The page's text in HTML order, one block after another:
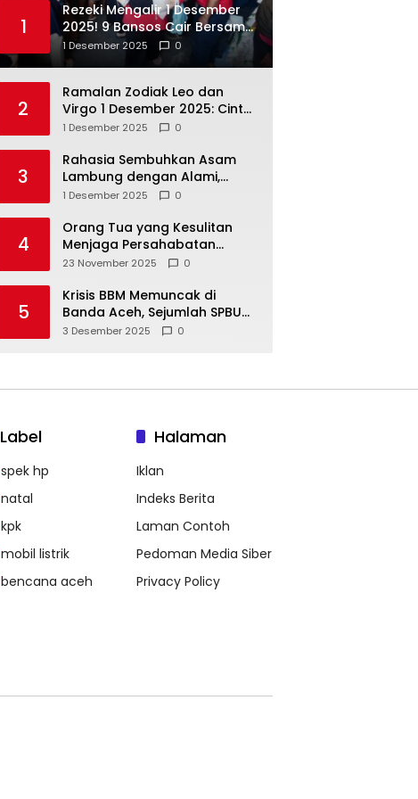
1
Rezeki Mengalir 1 Desember
2025! 9 Bansos Cair Bersama:
PKH, BPNT, dan KKS Mandiri
Double
1 Desember 2025 0
2
Ramalan Zodiak Leo dan
Virgo 1 Desember 2025: Cinta,
Karir, Kesehatan, dan
1 Desember 2025 0
3
Rahasia Sembuhkan Asam
Lambung dengan Alami,
Nomor 4 Disalahpahami
1 Desember 2025 0
4
Orang Tua yang Kesulitan
Menjaga Persahabatan
Biasanya Lakukan 8 Hal Ini
23 November 2025 0
5
Krisis BBM Memuncak di
Banda Aceh, Sejumlah SPBU
Tutup Total
3 Desember 2025 0
Label
spek hp
natal
kpk
mobil listrik
bencana aceh
Halaman
Iklan
Indeks Berita
Laman Contoh
Pedoman Media Siber
Privacy Policy